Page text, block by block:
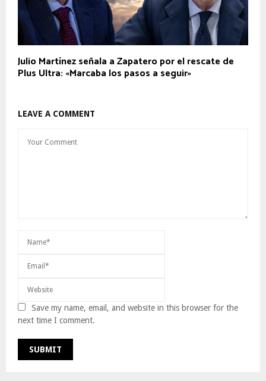
Julio Martínez señala a Zapatero por el rescate de
Plus Ultra: «Marcaba los pasos a seguir»
LEAVE A COMMENT
Save my name, email, and website in this browser for the
next time I comment.